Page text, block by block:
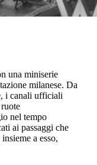
una miniserie
milanese. Da
i canali ufficiali
nel tempo
ai passaggi che
insieme a esso,